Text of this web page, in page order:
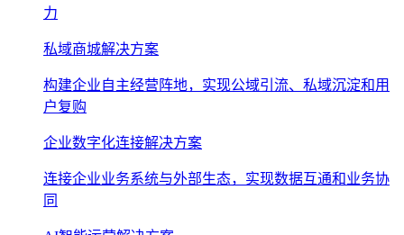
力
私域商城解决方案
构建企业自主经营阵地，实现公域引流、私域沉淀和用
户复购
企业数字化连接解决方案
连接企业业务系统与外部生态，实现数据互通和业务协
同